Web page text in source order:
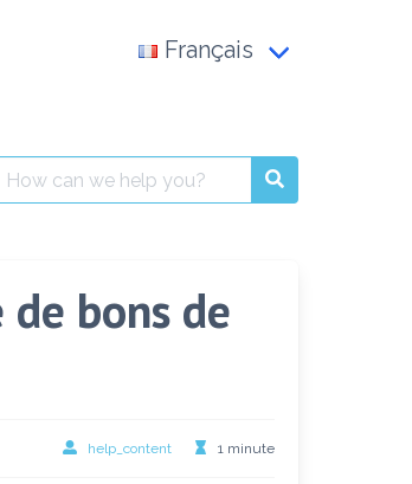
Français
العربية
English
bons de
help_content 1 minute